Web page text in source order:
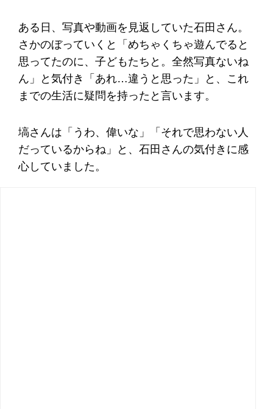
ある日、写真や動画を見返していた石田さん。
さかのぼっていくと「めちゃくちゃ遊んでると
思ってたのに、子どもたちと。全然写真ないね
ん」と気付き「あれ…違うと思った」と、これ
までの生活に疑問を持ったと言います。
塙さんは「うわ、偉いな」「それで思わない人
だっているからね」と、石田さんの気付きに感
心していました。